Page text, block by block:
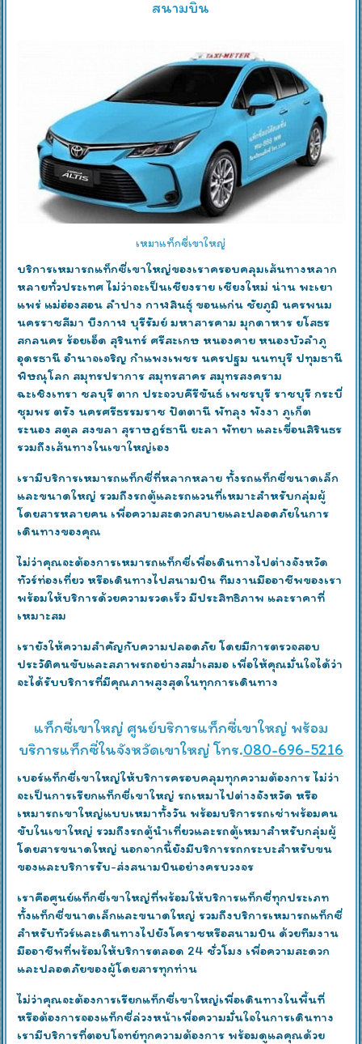
สนามบิน
เหมาแท็กซี่เขาใหญ่
บริการเหมารถแท็กซี่เขาใหญ่ของเราครอบคลุมเส้นทางหลาก
หลายทั่วประเทศ ไม่ว่าจะเป็นเชียงราย เชียงใหม่ น่าน พะเยา
แพร่ แม่ฮ่องสอน ลำปาง กาฬสินธุ์ ขอนแก่น ชัยภูมิ นครพนม
นครราชสีมา บึงกาฬ บุรีรัมย์ มหาสารคาม มุกดาหาร ยโสธร
สกลนคร ร้อยเอ็ด สุรินทร์ ศรีสะเกษ หนองคาย หนองบัวลำภู
อุดรธานี อำนาจเจริญ กำแพงเพชร นครปฐม นนทบุรี ปทุมธานี
พิษณุโลก สมุทรปราการ สมุทรสาคร สมุทรสงคราม
ฉะเชิงเทรา ชลบุรี ตาก ประจวบคีรีขันธ์ เพชรบุรี ราชบุรี กระบี่
ชุมพร ตรัง นครศรีธรรมราช ปัตตานี พัทลุง พังงา ภูเก็ต
ระนอง สตูล สงขลา สุราษฎร์ธานี ยะลา พัทยา และเขื่อนสิรินธร
รวมถึงเส้นทางในเขาใหญ่เอง
เรามีบริการเหมารถแท็กซี่ที่หลากหลาย ทั้งรถแท็กซี่ขนาดเล็ก
และขนาดใหญ่ รวมถึงรถตู้และรถแวนที่เหมาะสำหรับกลุ่มผู้
โดยสารหลายคน เพื่อความสะดวกสบายและปลอดภัยในการ
เดินทางของคุณ
ไม่ว่าคุณจะต้องการเหมารถแท็กซี่เพื่อเดินทางไปต่างจังหวัด
ทัวร์ท่องเที่ยว หรือเดินทางไปสนามบิน ทีมงานมืออาชีพของเรา
พร้อมให้บริการด้วยความรวดเร็ว มีประสิทธิภาพ และราคาที่
เหมาะสม
เรายังให้ความสำคัญกับความปลอดภัย โดยมีการตรวจสอบ
ประวัติคนขับและสภาพรถอย่างสม่ำเสมอ เพื่อให้คุณมั่นใจได้ว่า
จะได้รับบริการที่มีคุณภาพสูงสุดในทุกการเดินทาง
แท็กซี่เขาใหญ่ ศูนย์บริการแท็กซี่เขาใหญ่ พร้อม
บริการแท็กซี่ในจังหวัดเขาใหญ่ โทร.080-696-5216
เบอร์แท็กซี่เขาใหญ่ให้บริการครอบคลุมทุกความต้องการ ไม่ว่า
จะเป็นการเรียกแท็กซี่เขาใหญ่ รถเหมาไปต่างจังหวัด หรือ
เหมารถเขาใหญ่แบบเหมาทั้งวัน พร้อมบริการรถเช่าพร้อมคน
ขับในเขาใหญ่ รวมถึงรถตู้นำเที่ยวและรถตู้เหมาสำหรับกลุ่มผู้
โดยสารขนาดใหญ่ นอกจากนี้ยังมีบริการรถกระบะสำหรับขน
ของและบริการรับ-ส่งสนามบินอย่างครบวงจร
เราคือศูนย์แท็กซี่เขาใหญ่ที่พร้อมให้บริการแท็กซี่ทุกประเภท
ทั้งแท็กซี่ขนาดเล็กและขนาดใหญ่ รวมถึงบริการเหมารถแท็กซี่
สำหรับทัวร์และเดินทางไปยังโคราชหรือสนามบิน ด้วยทีมงาน
มืออาชีพที่พร้อมให้บริการตลอด 24 ชั่วโมง เพื่อความสะดวก
และปลอดภัยของผู้โดยสารทุกท่าน
ไม่ว่าคุณจะต้องการเรียกแท็กซี่เขาใหญ่เพื่อเดินทางในพื้นที่
หรือต้องการจองแท็กซี่ล่วงหน้าเพื่อความมั่นใจในการเดินทาง
เรามีบริการที่ตอบโจทย์ทุกความต้องการ พร้อมดูแลคุณด้วย